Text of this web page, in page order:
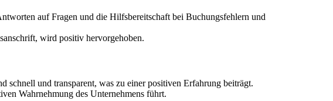
auf Fragen und die Hilfsbereitschaft bei Buchungsfehlern und
wird positiv hervorgehoben.
und transparent, was zu einer positiven Erfahrung beiträgt.
Wahrnehmung des Unternehmens führt.